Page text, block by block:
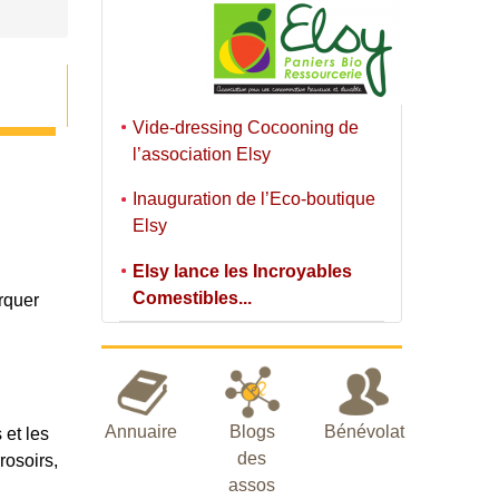
et les
Vide-dressing Cocooning de
l’association Elsy
Inauguration de l’Eco-boutique
Elsy
Elsy lance les Incroyables
Comestibles...
Annuaire
Blogs
des
assos
Bénévolat